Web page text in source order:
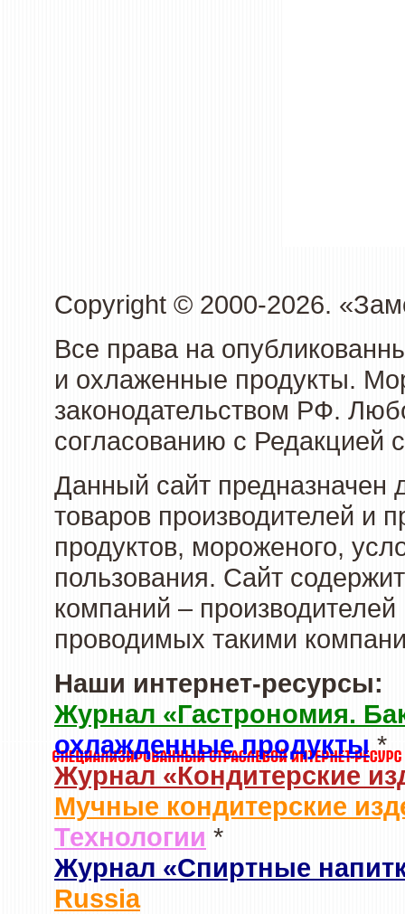
Copyright © 2000-2026.
Все права на
и охлаженные продукты.
законодательством РФ.
согласованию с Редакцией
Данный сайт предназначен
товаров производителей и
продуктов, мороженого,
пользования. Сайт
компаний –
проводимых такими
Наши интернет-ресурсы:
Журнал «Гастрономия.
охлажденные продукты*
Журнал «Кондитерские
Мучные кондитерские
Технологии *
Журнал «Спиртные
Russia